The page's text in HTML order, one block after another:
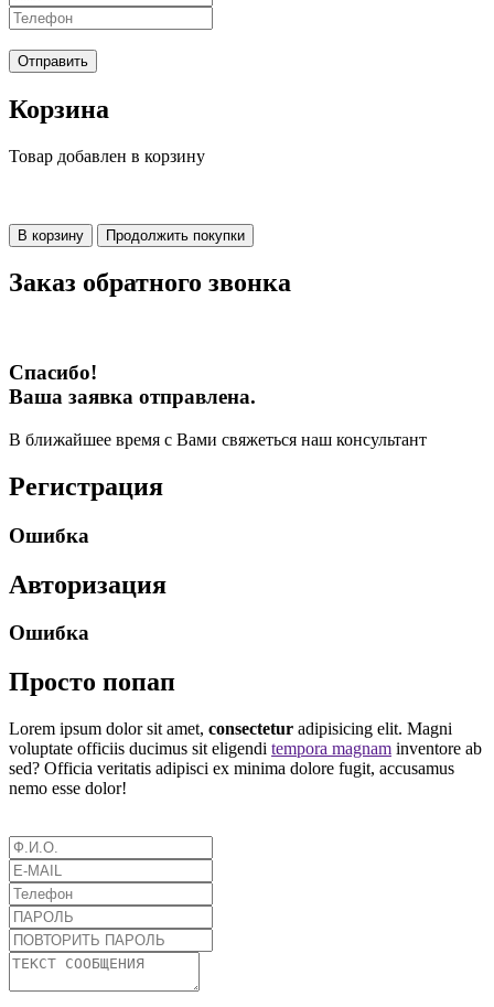
Отправить
Корзина
Товар добавлен в корзину
В корзину Продолжить покупки
Заказ обратного звонка
Спасибо!
Ваша заявка отправлена.
В ближайшее время с Вами свяжеться наш консультант
Регистрация
Ошибка
Авторизация
Ошибка
Просто попап
Lorem ipsum dolor sit amet, consectetur adipisicing elit. Magni
voluptate officiis ducimus sit eligendi tempora magnam inventore ab
sed? Officia veritatis adipisci ex minima dolore fugit, accusamus
nemo esse dolor!